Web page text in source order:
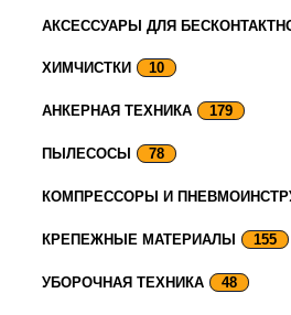
АКСЕССУАРЫ ДЛЯ
ХИМЧИСТКИ 10
АНКЕРНАЯ ТЕХНИКА 179
ПЫЛЕСОСЫ 78
КОМПРЕССОРЫ И
КРЕПЕЖНЫЕ МАТЕРИАЛЫ 155
УБОРОЧНАЯ ТЕХНИКА 48